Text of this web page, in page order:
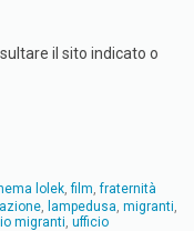
il sito indicato o
lolek ,film ,fraternità
lampedusa migranti
migranti ufficio